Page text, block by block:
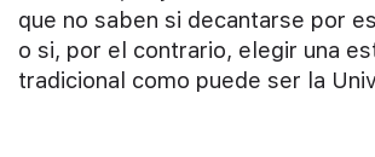
que no saben si decantarse por
o si, por el contrario, elegir una
tradicional como puede ser la